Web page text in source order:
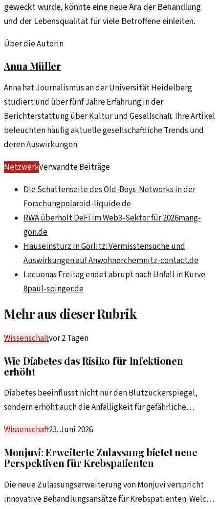
geweckt wurde, könnte eine neue Ära der Behandlung
und der Lebensqualität für viele Betroffene einleiten.
Über die Autorin
Anna Müller
Anna hat Journalismus an der Universität Heidelberg
studiert und über fünf Jahre Erfahrung in der
Berichterstattung über Kultur und Gesellschaft. Ihre Artikel
beleuchten häufig aktuelle gesellschaftliche Trends und
deren Auswirkungen.
NetzwerkVerwandte Beiträge
Die Schattenseite des Old-Boys-Networks in der
Forschungpolaroid-liquide.de
RWA überholt DeFi im Web3-Sektor für 2026mang-
gon.de
Hauseinsturz in Görlitz: Vermisstensuche und
Auswirkungen auf Anwohnerchemnitz-contact.de
Lecuonas Freitag endet abrupt nach Unfall in Kurve
8paul-spinger.de
Mehr aus dieser Rubrik
Wissenschaftvor 2 Tagen
Wie Diabetes das Risiko für Infektionen
erhöht
Diabetes beeinflusst nicht nur den Blutzuckerspiegel,
sondern erhöht auch die Anfälligkeit für gefährliche
zwischen Diabetes und Infektionsrisiken.
Wissenschaft23. Juni 2026
Monjuvi: Erweiterte Zulassung bietet neue
Perspektiven für Krebspatienten
Die neue Zulassungserweiterung von Monjuvi verspricht
innovative Behandlungsansätze für Krebspatienten. Welche